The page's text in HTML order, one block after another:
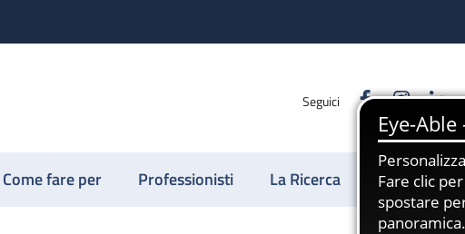
Seguici Facebook
Come fare per Professionisti La Ricerca